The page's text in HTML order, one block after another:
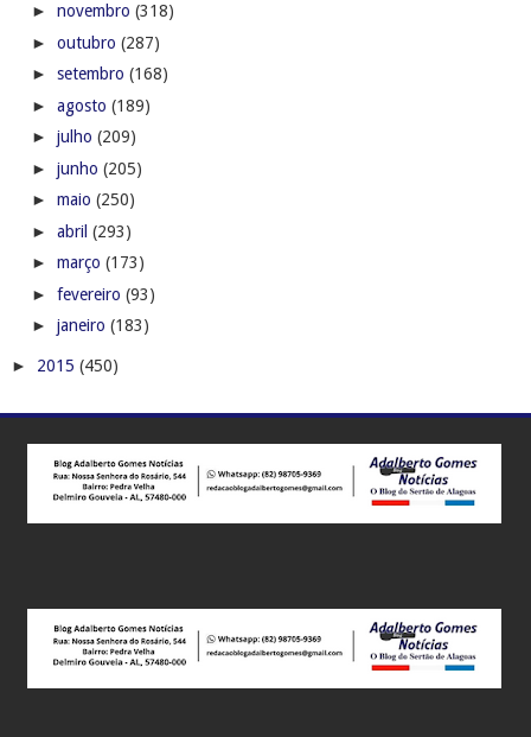
► novembro (318)
► outubro (287)
► setembro (168)
► agosto (189)
► julho (209)
► junho (205)
► maio (250)
► abril (293)
► março (173)
► fevereiro (93)
► janeiro (183)
► 2015 (450)